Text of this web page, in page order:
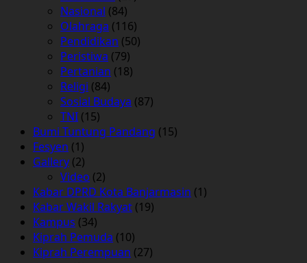
Nasional (84)
Olahraga (116)
Pendidikan (50)
Peristiwa (79)
Pertanian (18)
Religi (84)
Sosial Budaya (87)
TNI (15)
Bumi Tuntung Pandang (15)
Fesyen (1)
Gallery (2)
Video (2)
Kabar DPRD Kota Banjarmasin (1)
Kabar Wakil Rakyat (19)
Kampus (34)
Kiprah Pemuda (10)
Kiprah Perempuan (27)